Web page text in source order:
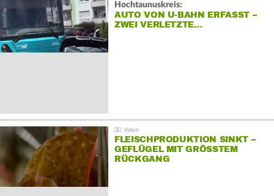
Hochtaunuskreis:
AUTO VON U-BAHN ERFASST –
ZWEI VERLETZTE…
FLEISCHPRODUKTION SINKT –
GEFLÜGEL MIT GRÖSSTEM R
ÜCKGANG